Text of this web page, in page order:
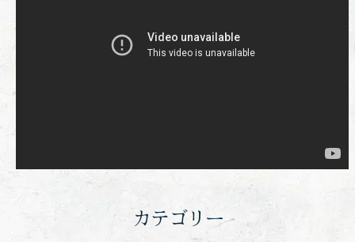
カテゴリー